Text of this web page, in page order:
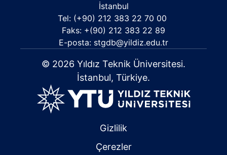
İstanbul
Tel: (+90) 212 383 22 70 00
Faks: +(90) 212 383 22 89
E-posta: stgdb@yildiz.edu.tr
© 2026 Yıldız Teknik Üniversitesi.
İstanbul, Türkiye.
Gizlilik
Çerezler